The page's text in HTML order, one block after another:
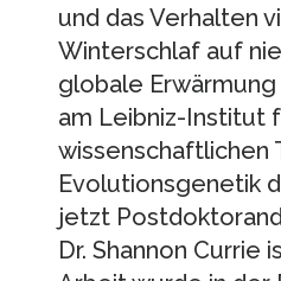
und das Verhalten
Winterschlaf auf
globale
am Leibniz-Institut
wissenschaftlichen
Evolutionsgenetik
jetzt
Dr. Shannon